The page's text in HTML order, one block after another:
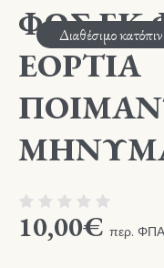
ΦΩΣ ΕΚ
ΕΟΡΤΙΑ
10,00€ περ. ΦΠΑ
Διαθέσιμο